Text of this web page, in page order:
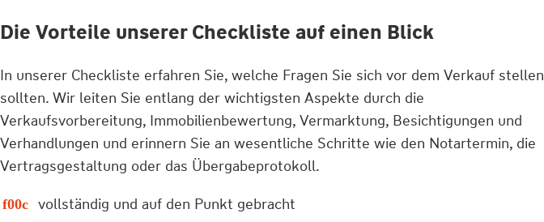
Die Vorteile unserer Checkliste auf einen Blick
In unserer Checkliste erfahren Sie, welche Fragen Sie sich vor dem Verkauf stellen
sollten. Wir leiten Sie entlang der wichtigsten Aspekte durch die
Verkaufsvorbereitung, Immobilienbewertung, Vermarktung, Besichtigungen und
Verhandlungen und erinnern Sie an wesentliche Schritte wie den Notartermin, die
Vertragsgestaltung oder das Übergabeprotokoll.
vollständig und auf den Punkt gebracht